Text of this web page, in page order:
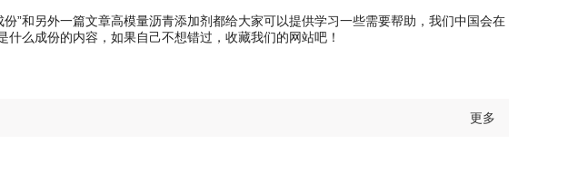
”和另外一篇文章高模量沥青添加剂都给大家可以提供学习一些需要帮助，我们中国会在
么成份的内容，如果自己不想错过，收藏我们的网站吧！
更多